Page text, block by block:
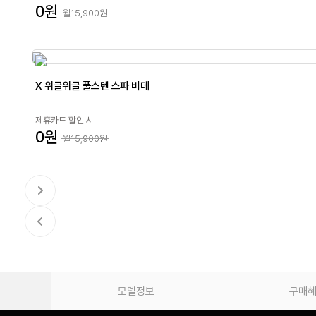
0원 월15,900원
X 위글위글 풀스텐 스파 비데
제휴카드 할인 시
0원 월15,900원
모델정보 구매